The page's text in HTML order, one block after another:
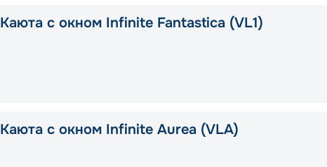
Каюта с окном Infinite Fantastica (VL1)
Каюта с окном Infinite Aurea (VLA)